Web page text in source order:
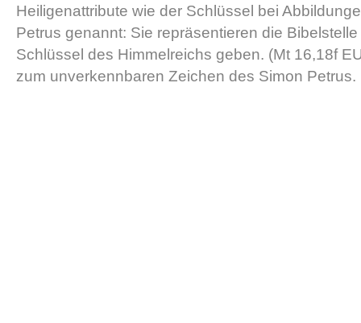
Heiligenattribute wie der Schlüssel bei
Petrus genannt: Sie repräsentieren die
Schlüssel des Himmelreichs geben. (Mt 16,18f
zum unverkennbaren Zeichen des Simon Petrus.